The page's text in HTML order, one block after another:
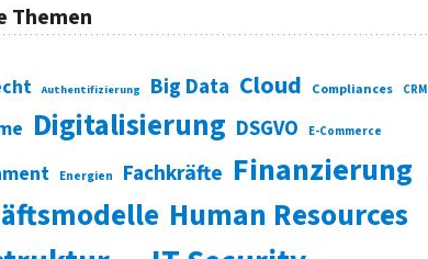
Themen
Authentifizierung Big Data Cloud Compliances CRM
Digitalisierung DSGVO E-Commerce
Energien Fachkräfte Finanzierung
Human Resources